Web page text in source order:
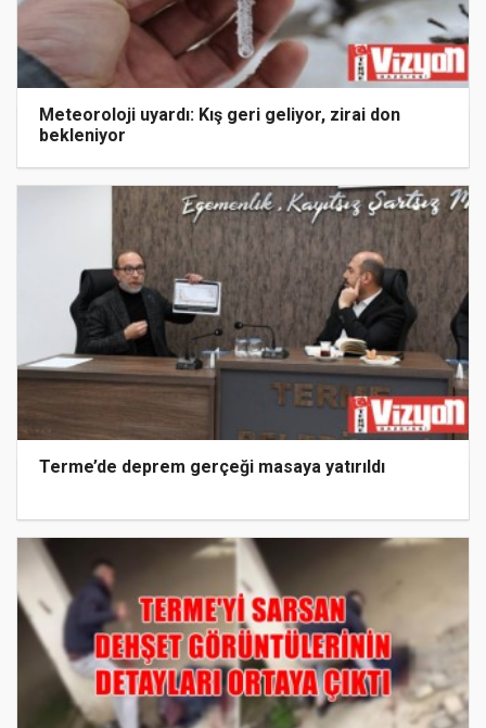
Meteoroloji uyardı: Kış geri geliyor, zirai don
bekleniyor
Terme’de deprem gerçeği masaya yatırıldı